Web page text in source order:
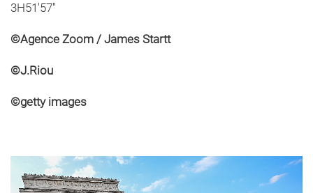
3H51'57''
©Agence Zoom / James Startt
©J.Riou
©getty images